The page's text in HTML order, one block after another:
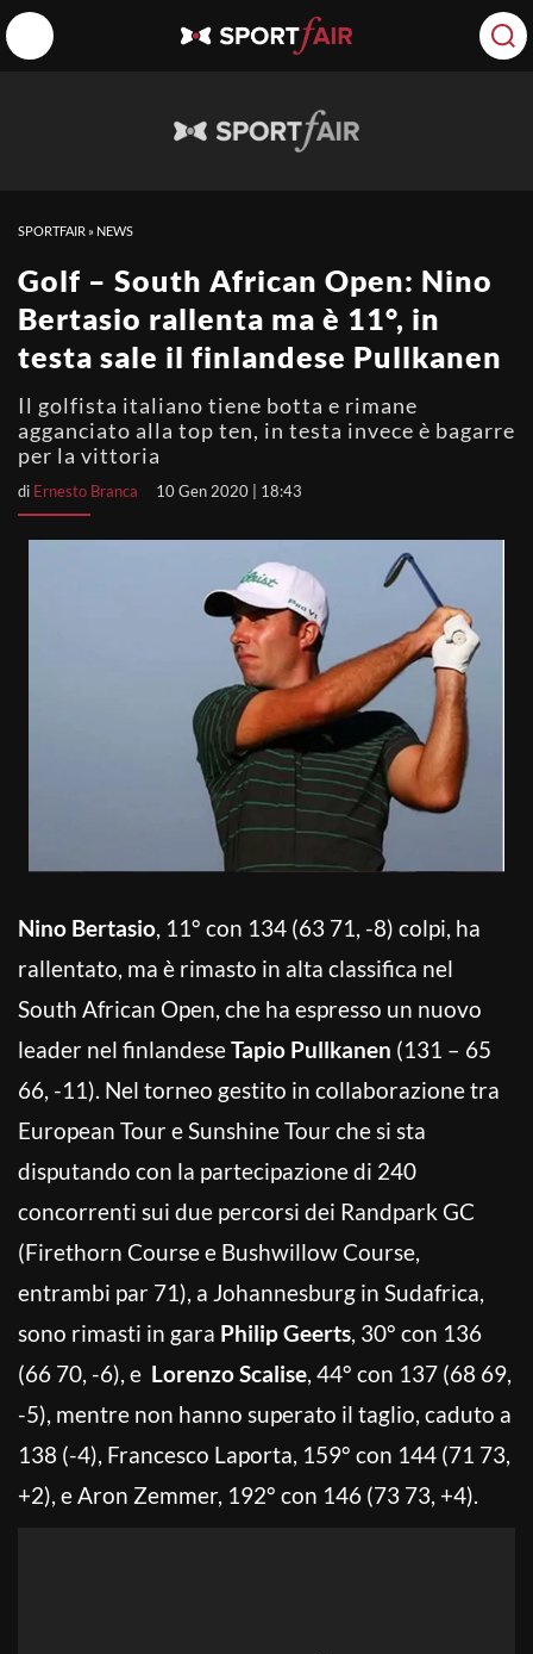
SPORTFAIR » NEWS
Golf – South African Open: Nino
Bertasio rallenta ma è 11°, in
testa sale il finlandese Pullkanen
Il golfista italiano tiene botta e rimane
agganciato alla top ten, in testa invece è bagarre
per la vittoria
di Ernesto Branca 10 Gen 2020 | 18:43
Nino Bertasio, 11° con 134 (63 71, -8) colpi, ha
rallentato, ma è rimasto in alta classifica nel
South African Open, che ha espresso un nuovo
leader nel finlandeseTapio Pullkanen (131 – 65
66, -11). Nel torneo gestito in collaborazione tra
European Tour e Sunshine Tour che si sta
disputando con la partecipazione di 240
concorrenti sui due percorsi dei Randpark GC
(Firethorn Course e Bushwillow Course,
entrambi par 71), a Johannesburg in Sudafrica,
sono rimasti in gara Philip Geerts, 30° con 136
(66 70, -6), e Lorenzo Scalise, 44° con 137 (68 69,
-5), mentre non hanno superato il taglio, caduto a
138 (-4), Francesco Laporta, 159° con 144 (71 73,
+2), e Aron Zemmer, 192° con 146 (73 73, +4).